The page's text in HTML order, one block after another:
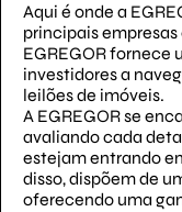
Aqui é onde a
principais
EGREGOR fornece
investidores a
leilões de imóveis.
A EGREGOR se
avaliando cada
estejam entrando
disso, dispõem de
oferecendo uma